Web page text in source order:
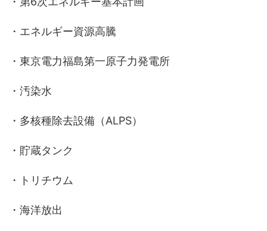
・エネルギー資源高騰
・東京電力福島第一原子力発電所
・汚染水
・多核種除去設備（ALPS）
・貯蔵タンク
・トリチウム
・海洋放出